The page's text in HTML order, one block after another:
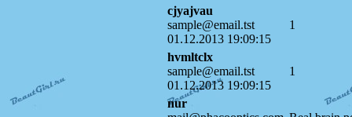
cjyajvau
sample@email.tst
01.12.2013 19:09:15
1
hvmltclx
sample@email.tst
01.12.2013 19:09:15
1
nur